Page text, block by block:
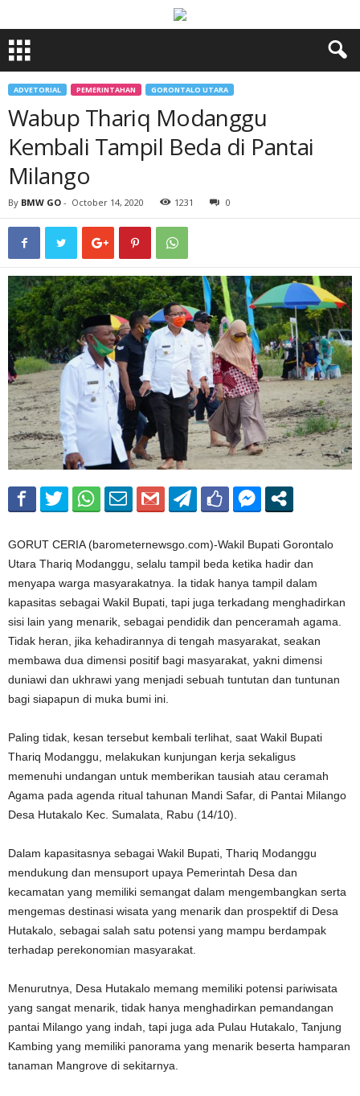
ADVETORIAL PEMERINTAHAN GORONTALO UTARA
Wabup Thariq Modanggu
Kembali Tampil Beda di Pantai
Milango
By BMW GO - October 14, 2020 1231 0
GORUT CERIA (barometernewsgo.com)-Wakil Bupati Gorontalo
Utara Thariq Modanggu, selalu tampil beda ketika hadir dan
menyapa warga masyarakatnya. Ia tidak hanya tampil dalam
kapasitas sebagai Wakil Bupati, tapi juga terkadang menghadirkan
sisi lain yang menarik, sebagai pendidik dan penceramah agama.
Tidak heran, jika kehadirannya di tengah masyarakat, seakan
membawa dua dimensi positif bagi masyarakat, yakni dimensi
duniawi dan ukhrawi yang menjadi sebuah tuntutan dan tuntunan
bagi siapapun di muka bumi ini.
Paling tidak, kesan tersebut kembali terlihat, saat Wakil Bupati
Thariq Modanggu, melakukan kunjungan kerja sekaligus
memenuhi undangan untuk memberikan tausiah atau ceramah
Agama pada agenda ritual tahunan Mandi Safar, di Pantai Milango
Desa Hutakalo Kec. Sumalata, Rabu (14/10).
Dalam kapasitasnya sebagai Wakil Bupati, Thariq Modanggu
mendukung dan mensuport upaya Pemerintah Desa dan
kecamatan yang memiliki semangat dalam mengembangkan serta
mengemas destinasi wisata yang menarik dan prospektif di Desa
Hutakalo, sebagai salah satu potensi yang mampu berdampak
terhadap perekonomian masyarakat.
Menurutnya, Desa Hutakalo memang memiliki potensi pariwisata
yang sangat menarik, tidak hanya menghadirkan pemandangan
pantai Milango yang indah, tapi juga ada Pulau Hutakalo, Tanjung
Kambing yang memiliki panorama yang menarik beserta hamparan
tanaman Mangrove di sekitarnya.